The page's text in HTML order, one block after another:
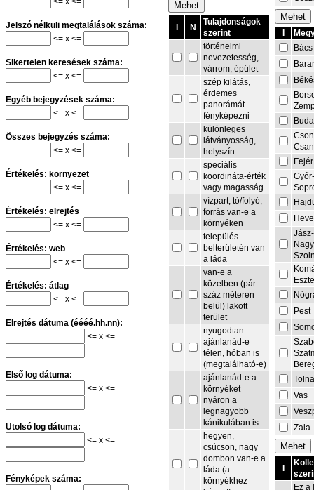
Jelszó nélküli megtalálások száma:
<= x <=
Sikertelen keresések száma:
<= x <=
Egyéb bejegyzések száma:
<= x <=
Összes bejegyzés száma:
<= x <=
Értékelés: környezet
<= x <=
Értékelés: elrejtés
<= x <=
Értékelés: web
<= x <=
Értékelés: átlag
<= x <=
Elrejtés dátuma (éééé.hh.nn):
<= x <=
Első log dátuma:
<= x <=
Utolsó log dátuma:
<= x <=
Fényképek száma:
N
Tulajdonságok
szerint
történelmi
nevezetesség,
várrom, épület
szép kilátás,
érdemes
panorámát
fényképezni
különleges
látványosság,
helyszín
speciális
koordináta-érték
vagy magasság
vízpart, tó/folyó,
forrás van-e a
környéken
település
belterületén van
a láda
van-e a
közelben (pár
száz méteren
belül) lakott
terület
nyugodtan
ajánlanád-e
télen, hóban is
(megtalálható-e)
ajánlanád-e a
környéket
nyáron a
legnagyobb
kánikulában is
hegyen,
csúcson, nagy
dombon van-e a
láda (a
környékhez
Fejér
Jász-
Pest
Vas
Zala
Ez a